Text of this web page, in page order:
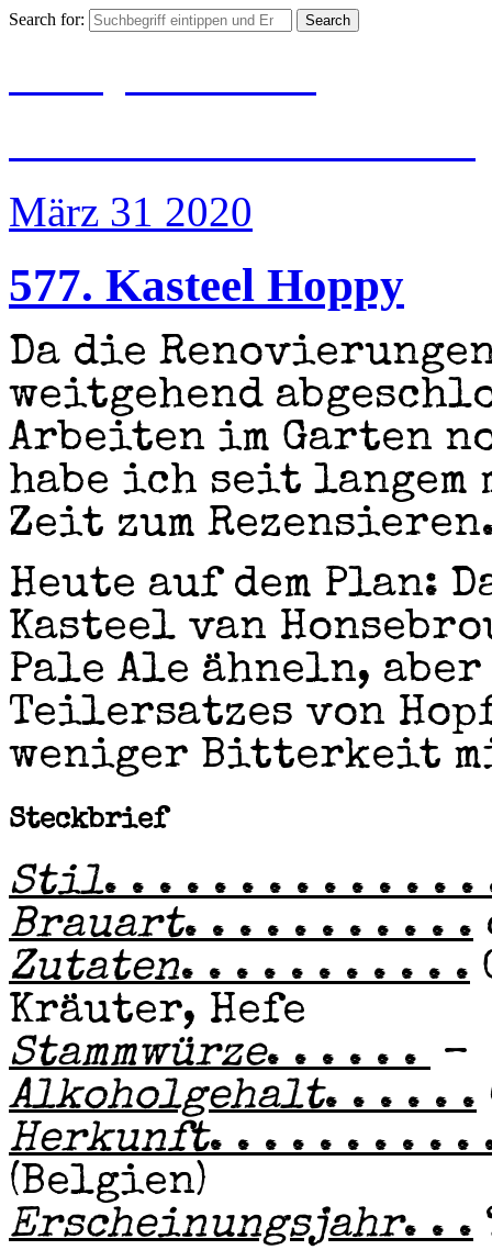
Search for:
BIER|JUBILÄUM
#500 Jahre
März 31 2020
577. Kasteel Hoppy
Da die
weitgehend
Arbeiten im Garten
habe ich seit langem
Zeit zum
Heute auf dem Plan:
Kasteel van
Pale Ale ähneln,
Teilersatzes von
weniger Bitterkeit
Steckbrief
Stil. . . . . . . . . . . . . .
Brauart. . . . . . . . . . .
Zutaten. . . . . . . . . . .
Kräuter, Hefe
Stammwürze. . . . . . –
Alkoholgehalt. . . . . .
Herkunft. . . . . . . . . .
(Belgien)
Erscheinungsjahr. . .